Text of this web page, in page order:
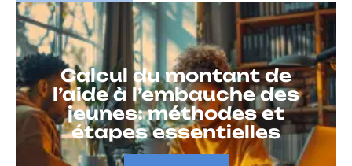
Calcul du montant de
l’aide à l’embauche des
jeunes: méthodes et
étapes essentielles